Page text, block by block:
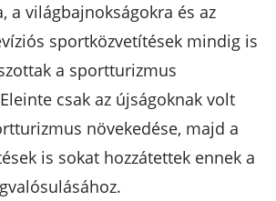
a világbajnokságokra és az
sportközvetítések mindig is
a sportturizmus
csak az újságoknak volt
növekedése, majd a
is sokat hozzátettek ennek a